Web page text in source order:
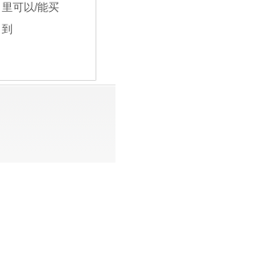
里可以/能买
到